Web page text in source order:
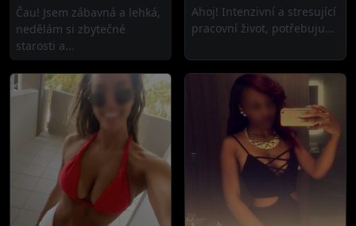
Čau! Jsem zábavná a lehká,
nedělám si zbytečné
starosti a...
Ahoj! Intenzivní a stresující
pracovní život, potřebuju...